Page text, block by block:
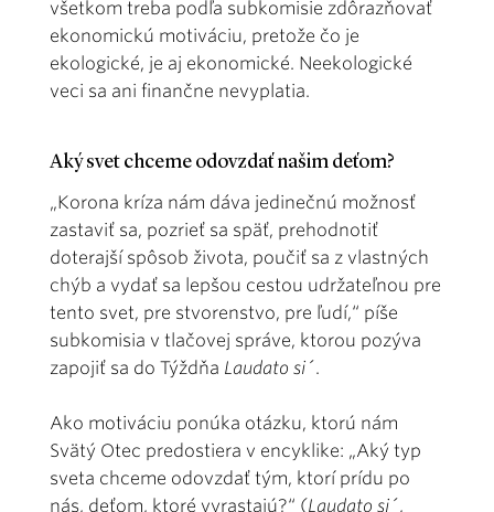
všetkom treba podľa subkomisie zdôrazňovať
ekonomickú motiváciu, pretože čo je
ekologické, je aj ekonomické. Neekologické
veci sa ani finančne nevyplatia.
Aký svet chceme odovzdať našim deťom?
„Korona kríza nám dáva jedinečnú možnosť
zastaviť sa, pozrieť sa späť, prehodnotiť
doterajší spôsob života, poučiť sa z vlastných
chýb a vydať sa lepšou cestou udržateľnou pre
tento svet, pre stvorenstvo, pre ľudí,“ píše
subkomisia v tlačovej správe, ktorou pozýva
zapojiť sa do Týždňa Laudato si´.
Ako motiváciu ponúka otázku, ktorú nám
Svätý Otec predostiera v encyklike: „Aký typ
sveta chceme odovzdať tým, ktorí prídu po
nás, deťom, ktoré vyrastajú?“ (Laudato si´,